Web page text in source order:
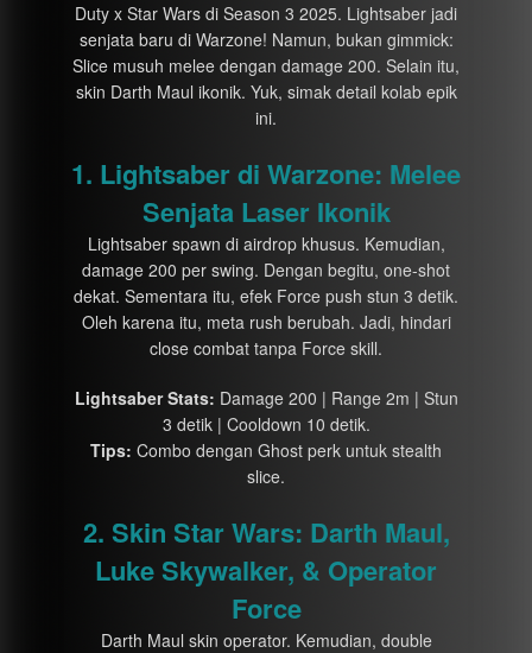
Duty x Star Wars di Season 3 2025. Lightsaber jadi
senjata baru di Warzone! Namun, bukan gimmick:
Slice musuh melee dengan damage 200. Selain itu,
skin Darth Maul ikonik. Yuk, simak detail kolab epik
ini.
1. Lightsaber di Warzone: Melee
Senjata Laser Ikonik
Lightsaber spawn di airdrop khusus. Kemudian,
damage 200 per swing. Dengan begitu, one-shot
dekat. Sementara itu, efek Force push stun 3 detik.
Oleh karena itu, meta rush berubah. Jadi, hindari
close combat tanpa Force skill.
Lightsaber Stats: Damage 200 | Range 2m | Stun
3 detik | Cooldown 10 detik.
Tips: Combo dengan Ghost perk untuk stealth
slice.
2. Skin Star Wars: Darth Maul,
Luke Skywalker, & Operator
Force
Darth Maul skin operator. Kemudian, double